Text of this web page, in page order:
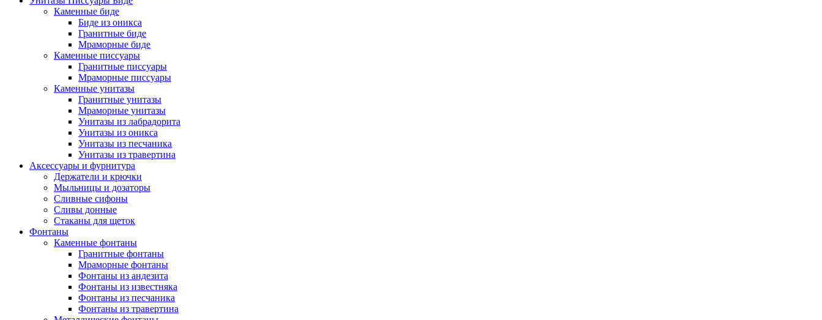
Каменные биде
Биде из оникса
Гранитные биде
Мраморные биде
Каменные писсуары
Гранитные писсуары
Мраморные писсуары
Каменные унитазы
Гранитные унитазы
Мраморные унитазы
Унитазы из лабрадорита
Унитазы из оникса
Унитазы из песчаника
Унитазы из травертина
Аксессуары и фурнитура
Держатели и крючки
Мыльницы и дозаторы
Сливные сифоны
Сливы донные
Стаканы для щеток
Фонтаны
Каменные фонтаны
Гранитные фонтаны
Мраморные фонтаны
Фонтаны из андезита
Фонтаны из известняка
Фонтаны из песчаника
Фонтаны из травертина